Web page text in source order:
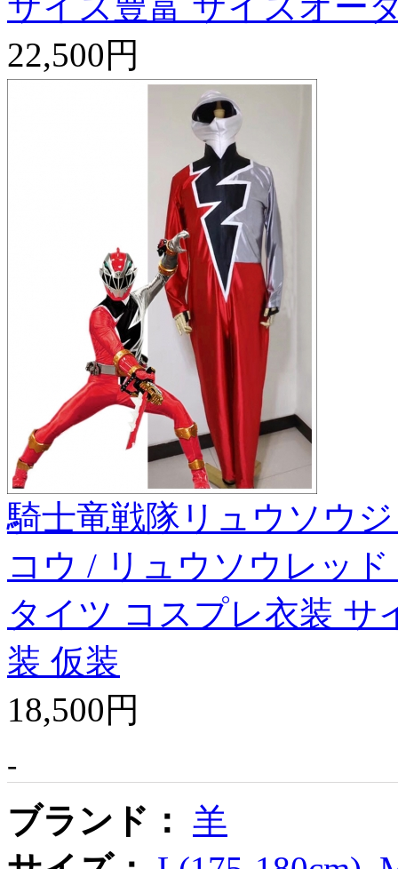
22,500円
騎士竜戦隊リュウソウ
コウ / リュウソウレッ
タイツ コスプレ衣装
装 仮装
18,500円
-
ブランド： 羊